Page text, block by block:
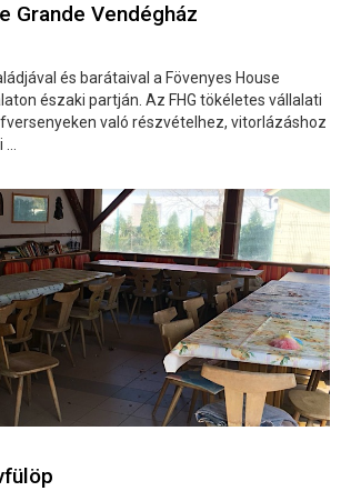
Grande Vendégház
és barátaival a Fövenyes House
északi partján. Az FHG tökéletes vállalati
való részvételhez, vitorlázáshoz